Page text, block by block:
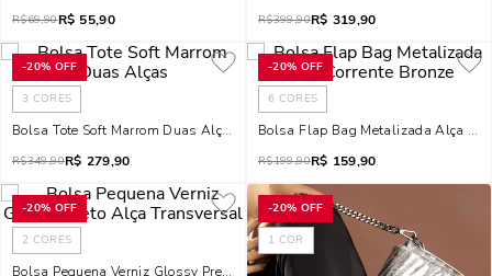
R$69,90R$ 55,90 R$399,90R$ 319,90
-20% OFF
3 CORES
Bolsa Tote Soft Marrom Duas Alças
R$349,90R$ 279,90
-20% OFF
6 CORES
Bolsa Flap Bag Metalizada Alça
R$199,90R$ 159,90
-20% OFF
2 CORES
Bolsa Pequena Verniz Glossy Preto Alça Transversal
-20% OFF
1 COR